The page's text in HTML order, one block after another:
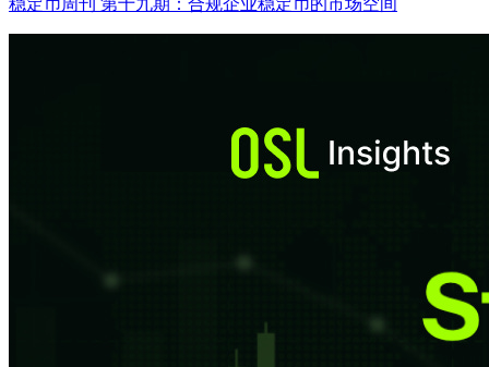
稳定币周刊 第十九期：合规企业稳定币的市场空间